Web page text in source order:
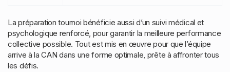
La préparation tournoi bénéficie aussi d’un suivi médical et
psychologique renforcé, pour garantir la meilleure performance
collective possible. Tout est mis en œuvre pour que l’équipe
arrive à la CAN dans une forme optimale, prête à affronter tous
les défis.